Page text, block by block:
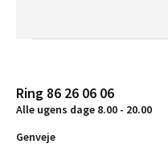
Ring 86 26 06 06
Alle ugens dage 8.00 - 20.00
Genveje